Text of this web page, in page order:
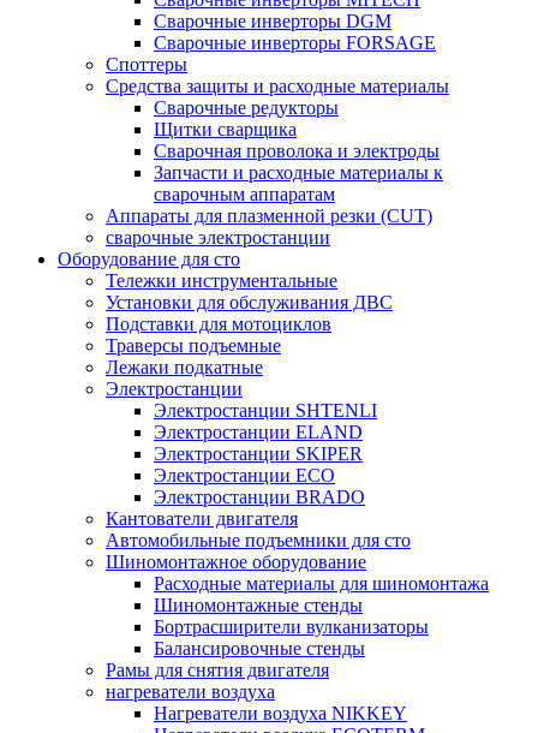
Сварочные инверторы DGM
Сварочные инверторы FORSAGE
Споттеры
Средства защиты и расходные материалы
Сварочные редукторы
Щитки сварщика
Сварочная проволока и электроды
Запчасти и расходные материалы к
сварочным аппаратам
Аппараты для плазменной резки (CUT)
сварочные электростанции
Оборудование для сто
Тележки инструментальные
Установки для обслуживания ДВС
Подставки для мотоциклов
Траверсы подъемные
Лежаки подкатные
Электростанции
Электростанции SHTENLI
Электростанции ELAND
Электростанции SKIPER
Электростанции ECO
Электростанции BRADO
Кантователи двигателя
Автомобильные подъемники для сто
Шиномонтажное оборудование
Расходные материалы для шиномонтажа
Шиномонтажные стенды
Бортрасширители вулканизаторы
Балансировочные стенды
Рамы для снятия двигателя
нагреватели воздуха
Нагреватели воздуха NIKKEY